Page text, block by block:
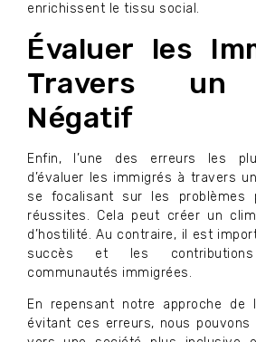
enrichissent le tissu social.
Évaluer les
Travers un
Négatif
Enfin, l’une des erreurs les
d’évaluer les immigrés à travers
se focalisant sur les problèmes
réussites. Cela peut créer un
d’hostilité. Au contraire, il est
succès et les
communautés immigrées.
En repensant notre approche de
évitant ces erreurs, nous pouvons